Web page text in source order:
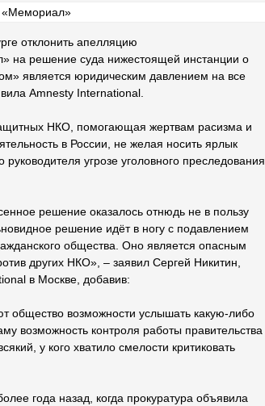
отклонить апелляцию
на решение суда нижестоящей инстанции о
является юридическим давлением на все
Amnesty International.
НКО, помогающая жертвам расизма и
в России, не желая носить ярлык
руководителя угрозе уголовного преследования
решение оказалось отнюдь не в пользу
решение идёт в ногу с подавлением
общества. Оно является опасным
других НКО», – заявил Сергей Никитин,
в Москве, добавив:
общество возможности услышать какую-либо
возможность контроля работы правительства
у кого хватило смелости критиковать
года назад, когда прокуратура объявила